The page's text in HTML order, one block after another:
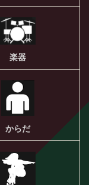
楽器
からだ